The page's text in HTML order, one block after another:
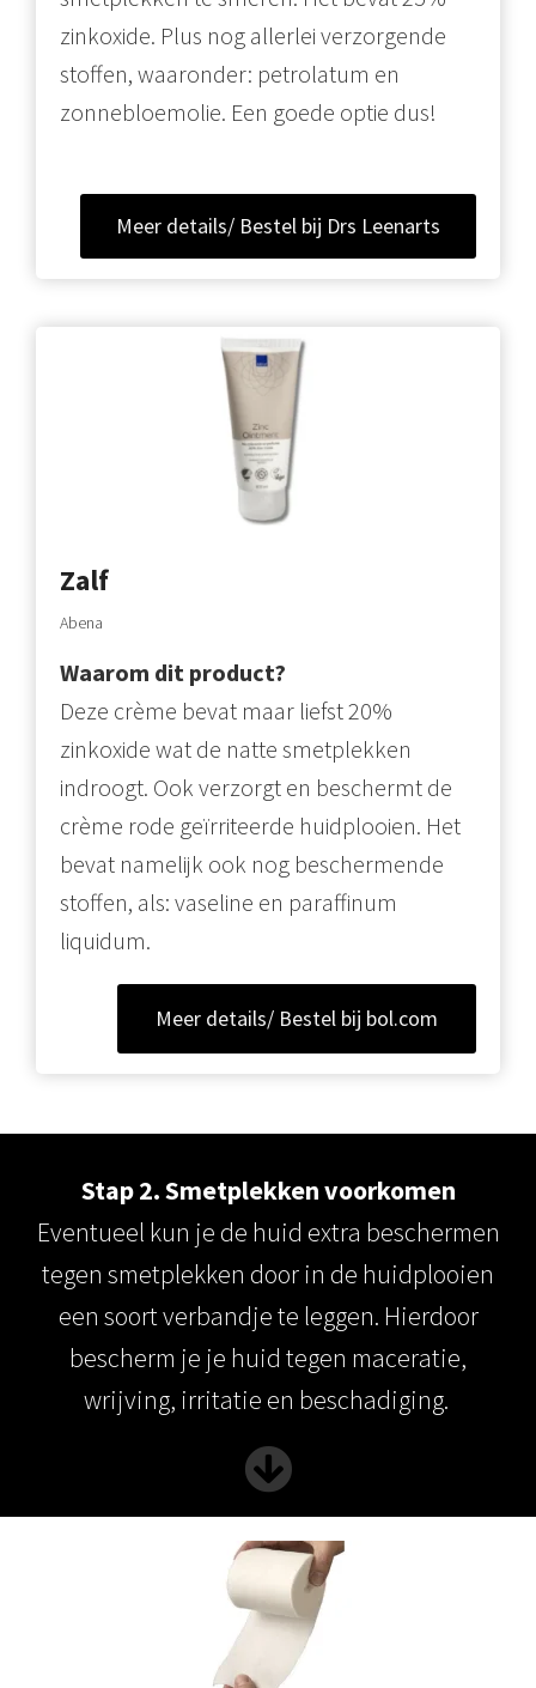
zinkoxide. Plus nog allerlei verzorgende
stoffen, waaronder: petrolatum en
zonnebloemolie. Een goede optie dus!
Meer details/ Bestel bij Drs Leenarts
Zalf
Abena
Waarom dit product?
Deze crème bevat maar liefst 20%
zinkoxide wat de natte smetplekken
indroogt. Ook verzorgt en beschermt de
crème rode geïrriteerde huidplooien. Het
bevat namelijk ook nog beschermende
stoffen, als: vaseline en paraffinum
liquidum.
Meer details/ Bestel bij bol.com
Stap 2. Smetplekken voorkomen
Eventueel kun je de huid extra beschermen
tegen smetplekken door in de huidplooien
een soort verbandje te leggen. Hierdoor
bescherm je je huid tegen maceratie,
wrijving, irritatie en beschadiging.